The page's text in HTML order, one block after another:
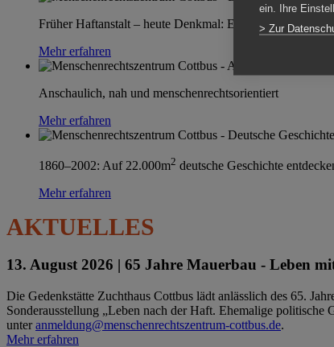
Früher Haftanstalt – heute Denkmal: Einen Ort im
Mehr erfahren
Anschaulich, nah und menschenrechtsorientiert
Mehr erfahren
1860–2002: Auf 22.000m2 deutsche Geschichte
Mehr erfahren
AKTUELLES
13. August 2026 | 65 Jahre Mauerbau - Leben
Die Gedenkstätte Zuchthaus Cottbus lädt anlässlich des 65.
Sonderausstellung „Leben nach der Haft. Ehemalige
unteranmeldung@menschenrechtszentrum-cottbus.de.
Mehr erfahren
ein. Ihre
> Zur